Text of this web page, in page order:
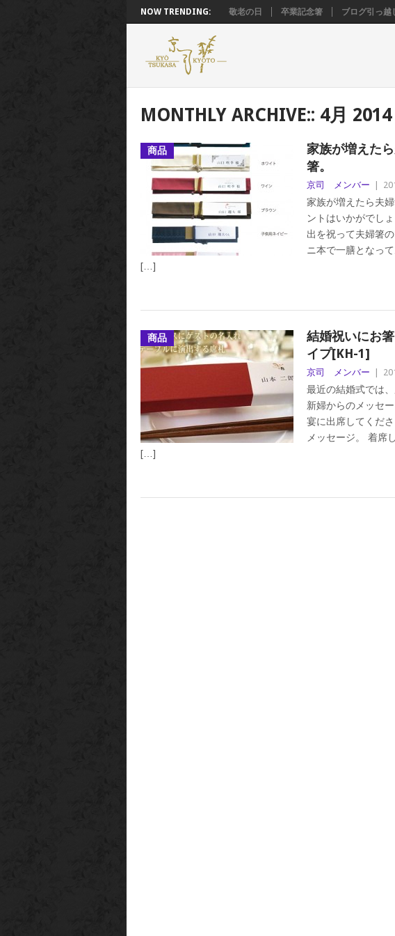
NOW TRENDING: 敬老の日 卒業記念箸 ブログ引っ越
MONTHLY ARCHIVE:: 4月 2014
商品
家族が増えた
箸。
京司 メンバー
家族が増えたら夫
ントはいかがでし
出を祝って夫婦箸
ニ本で一膳となっ
[…]
商品
結婚祝いにお
イプ[KH-1]
京司 メンバー
最近の結婚式では
新婦からのメッセ
宴に出席してくだ
メッセージ。 着席
[…]